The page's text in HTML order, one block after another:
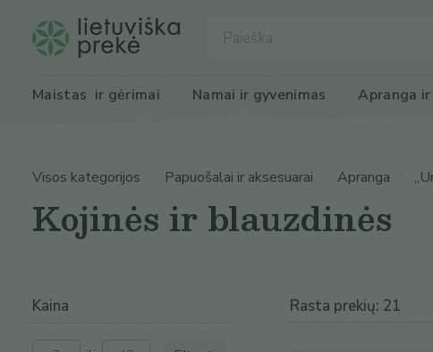
Maistas ir gėrimai Namai ir gyvenimas Apranga
Visos kategorijos Papuošalai ir aksesuarai Apranga
Kojinės ir blauzdinės
Kaina Rasta prekių: 21